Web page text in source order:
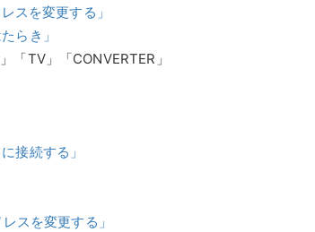
スを変更する」
らき」
「TV」「CONVERTER」
接続する」
スを変更する」